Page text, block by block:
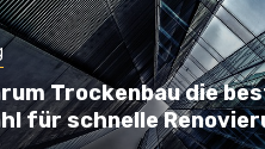
Blog
Typische
bei opel-modellen